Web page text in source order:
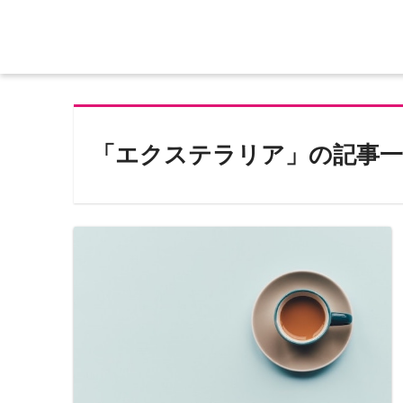
「エクステラリア」の記事